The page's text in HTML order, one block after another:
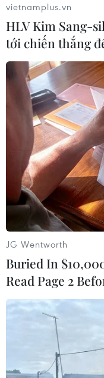
Nghĩa trang có tổng
trong đó 3694 mộ
tuổi, quê quán, được
biết một phần thông
vietnamplus.vn
HLV Kim Sang-
tới chiến thắng
JG Wentworth
Buried In
Read Page 2